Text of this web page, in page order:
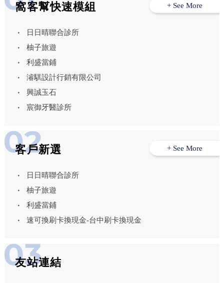
窩客幫快速模組
日日晴聯合診所
柚子旅遊
利盛當鋪
濬騏設計行銷有限公司
興誠玉石
宸御牙醫診所
+ See More
客戶新選
日日晴聯合診所
柚子旅遊
利盛當鋪
速可換刷卡換現金-台中刷卡換現金
+ See More
友站連結